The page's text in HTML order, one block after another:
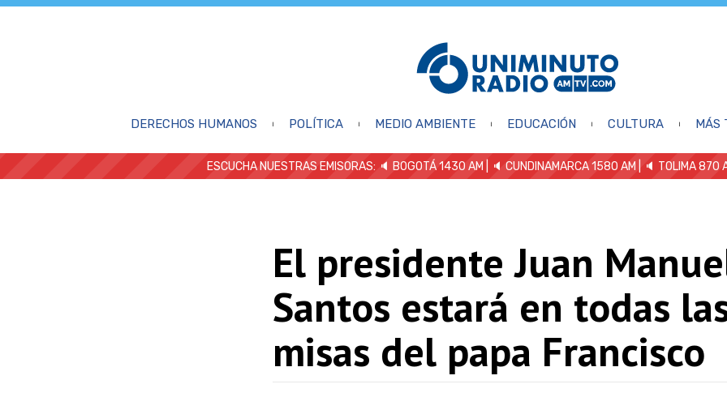
DERECHOS HUMANOS POLÍTICA MEDIO AMBIENTE EDUCACIÓN CULTURA MÁS
ESCUCHA NUESTRAS EMISORAS: 🔈 BOGOTÁ 1430 AM | 🔈 CUNDINAMARCA 1580 AM | 🔈 TOLIMA 870
El presidente Juan
Santos estará en todas
misas del papa Francisco